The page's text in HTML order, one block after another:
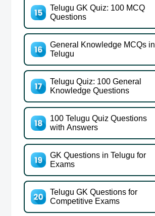
Telugu GK Quiz: 100 MCQ
Questions
General Knowledge MCQs in
Telugu
Telugu Quiz: 100 General
Knowledge Questions
100 Telugu Quiz Questions
with Answers
GK Questions in Telugu for
Exams
Telugu GK Questions for
Competitive Exams